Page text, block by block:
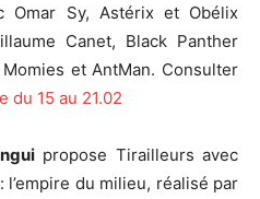
Omar Sy, Astérix et Obélix
Canet, Black Panther
et AntMan. Consulter
du 15 au 21.02
propose Tirailleurs avec
l’empire du milieu, réalisé par